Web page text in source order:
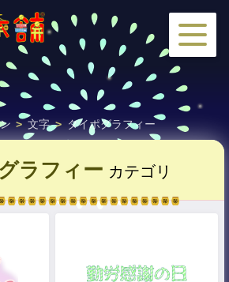
> 文字 > タイポグラフィー
ラフィー カテゴリ